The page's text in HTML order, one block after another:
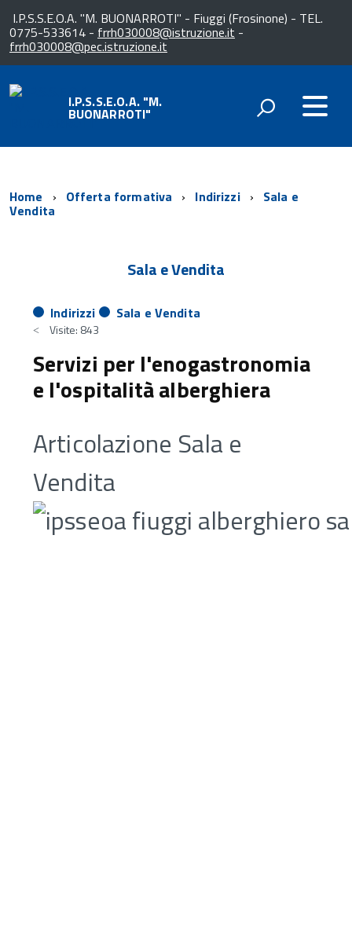
I.P.S.S.E.O.A. "M. BUONARROTI" - Fiuggi (Frosinone) - TEL.
0775-533614 - frrh030008@istruzione.it -
frrh030008@pec.istruzione.it
I.P.S.S.E.O.A. "M.
BUONARROTI"
Home Offerta formativa Indirizzi Sala e
Vendita
Sala e Vendita
Indirizzi Sala e Vendita
Visite: 843
Servizi per l'enogastronomia
e l'ospitalità alberghiera
Articolazione Sala e
Vendita